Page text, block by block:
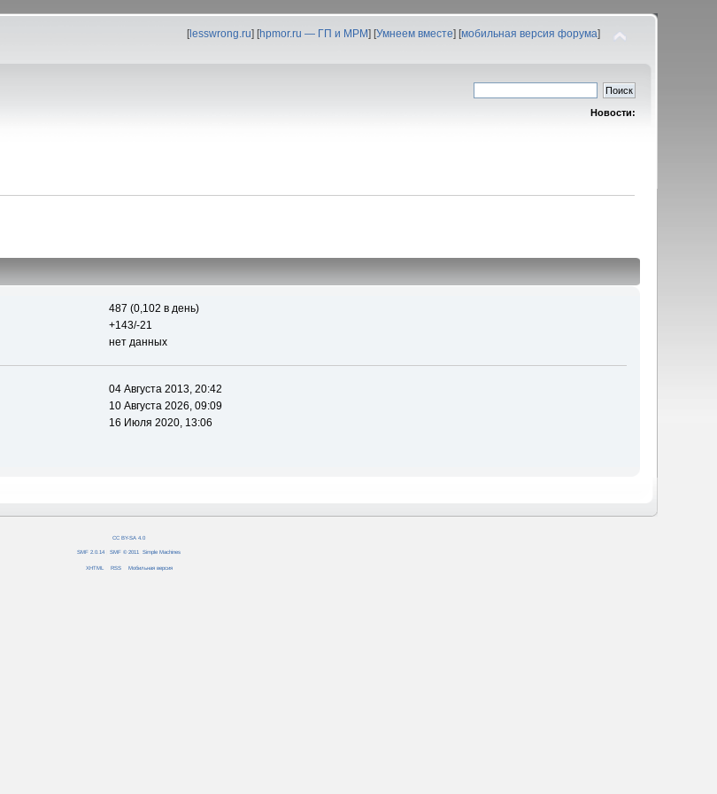
[lesswrong.ru] [hpmor.ru — ГП и МРМ] [Умнеем вместе] [мобильная версия форума]
Новости:
487 (0,102 в день)
+143/-21
нет данных
04 Августа 2013, 20:42
10 Августа 2026, 09:09
16 Июля 2020, 13:06
CC BY-SA 4.0
SMF 2.0.14 SMF © 2011 Simple Machines
XHTML RSS Мобильная версия